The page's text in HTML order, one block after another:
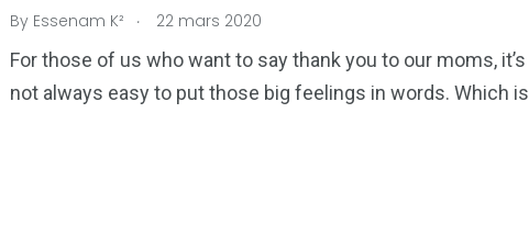
By Essenam K² . 22 mars 2020
For those of us who want to say thank you to our moms, it’s
not always easy to put those big feelings in words. Which is